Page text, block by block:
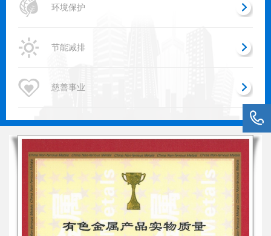
环境保护
节能减排
慈善事业